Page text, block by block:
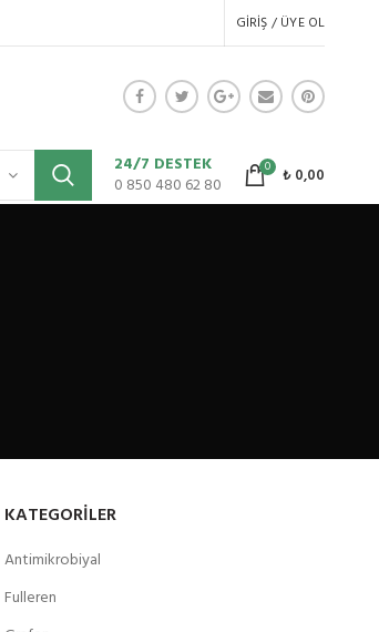
GIRIŞ / ÜYE OL
24/7 DESTEK
0 850 480 62 80
0 ₺0,00
KATEGORILER
Antimikrobiyal
Fulleren